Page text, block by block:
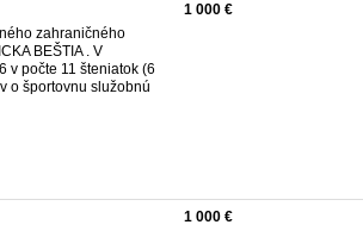
zahraničného
BEŠTIA . V
v počte 11 šteniatok (6
o športovnu služobnú
1 000 €
1 000 €